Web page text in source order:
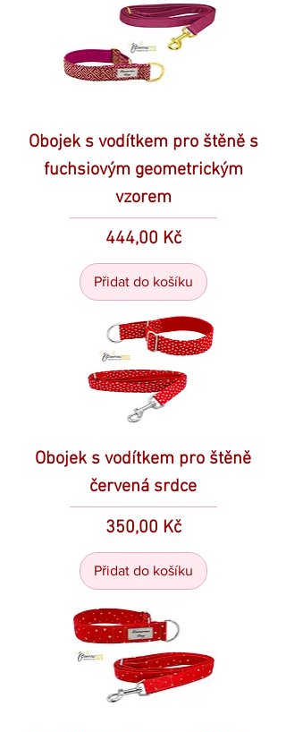
Obojek s vodítkem pro štěně s
fuchsiovým geometrickým
vzorem
Cena
444,00 Kč
Přidat do košíku
Obojek s vodítkem pro štěně
červená srdce
Cena
350,00 Kč
Přidat do košíku